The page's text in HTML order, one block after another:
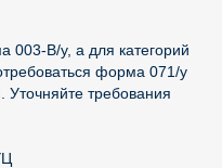
В/у, а для категорий
форма 071/у
требования